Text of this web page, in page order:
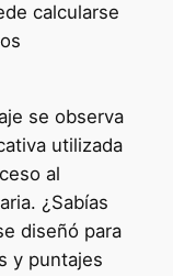
calcularse
se observa
utilizada
al
¿Sabías
diseñó para
y puntajes